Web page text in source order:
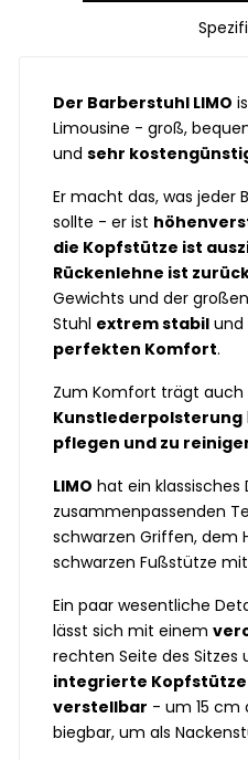
Der Barberstuhl LIMO
Limousine - groß,
undsehr
Er macht das, was jeder
sollte - er ist
die Kopfstütze ist
Rückenlehne ist
Gewichts und der
Stuhl extrem stabil und
perfekten Komfort.
Zum Komfort trägt auch
Kunstlederpolsterung
pflegen und zu
LIMO hat ein klassisches
zusammenpassenden
schwarzen Griffen, dem
schwarzen Fußstütze
Ein paar wesentliche
lässt sich mit einem
rechten Seite des Sitzes
integrierte Kopfstütze
verstellbar - um 15 cm
biegbar, um als